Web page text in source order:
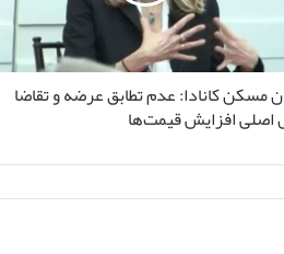
مسکن کانادا: عدم تطابق عرضه و تقاضا
اصلی افزایش قیمت‌ها